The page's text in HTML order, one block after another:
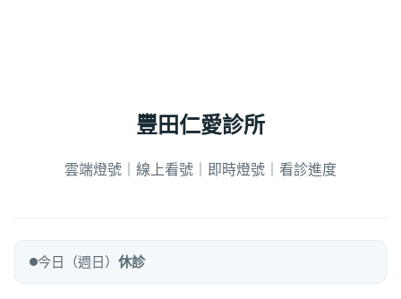
豐田仁愛診所
雲端燈號｜線上看號｜即時燈號｜看診進度
今日（週日） 休診